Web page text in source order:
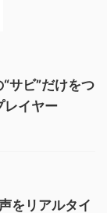
ビ”だけをつ
レイヤー
をリアルタイ